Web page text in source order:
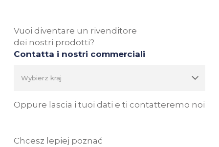
Vuoi diventare un rivenditore
dei nostri prodotti?
Contatta i nostri commerciali
Oppure lascia i tuoi dati e ti contatteremo noi
Chcesz lepiej poznać